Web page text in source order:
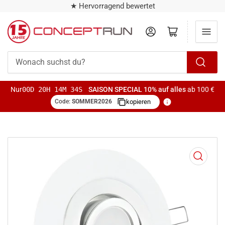
★ Hervorragend bewertet
suchst
AnmeldenMini-Warenkorb öffnen
Nur00D 20H 14M 33S SAISON SPECIAL 10% auf allesab 100 €
Code: SOMMER2026 kopieren